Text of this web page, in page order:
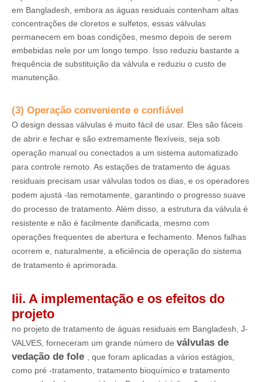
em Bangladesh, embora as águas residuais contenham altas
concentrações de cloretos e sulfetos, essas válvulas
permanecem em boas condições, mesmo depois de serem
embebidas nele por um longo tempo. Isso reduziu bastante a
frequência de substituição da válvula e reduziu o custo de
manutenção.
(3) Operação conveniente e confiável
O design dessas válvulas é muito fácil de usar. Eles são fáceis
de abrir e fechar e são extremamente flexíveis, seja sob
operação manual ou conectados a um sistema automatizado
para controle remoto. As estações de tratamento de águas
residuais precisam usar válvulas todos os dias, e os operadores
podem ajustá -las remotamente, garantindo o progresso suave
do processo de tratamento. Além disso, a estrutura da válvula é
resistente e não é facilmente danificada, mesmo com
operações frequentes de abertura e fechamento. Menos falhas
ocorrem e, naturalmente, a eficiência de operação do sistema
de tratamento é aprimorada.
Iii. A implementação e os efeitos do
projeto
no projeto de tratamento de águas residuais em Bangladesh, J-
VALVES, forneceram um grande número de válvulas de
vedação de fole
, que foram aplicadas a vários estágios,
como pré -tratamento, tratamento bioquímico e tratamento